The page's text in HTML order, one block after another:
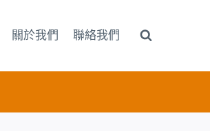
關於我們 聯絡我們